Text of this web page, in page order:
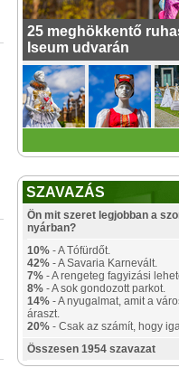
25 meghökkentő
Iseum udvarán
SZAVAZÁS
Ön mit szeret legjobban a
nyárban?
10% - A Tófürdőt.
42% - A Savaria Karnevált.
7% - A rengeteg fagyizási
8% - A sok gondozott parkot.
14% - A nyugalmat, amit a
áraszt.
20% - Csak az számít, hogy
Összesen 1954 szavazat